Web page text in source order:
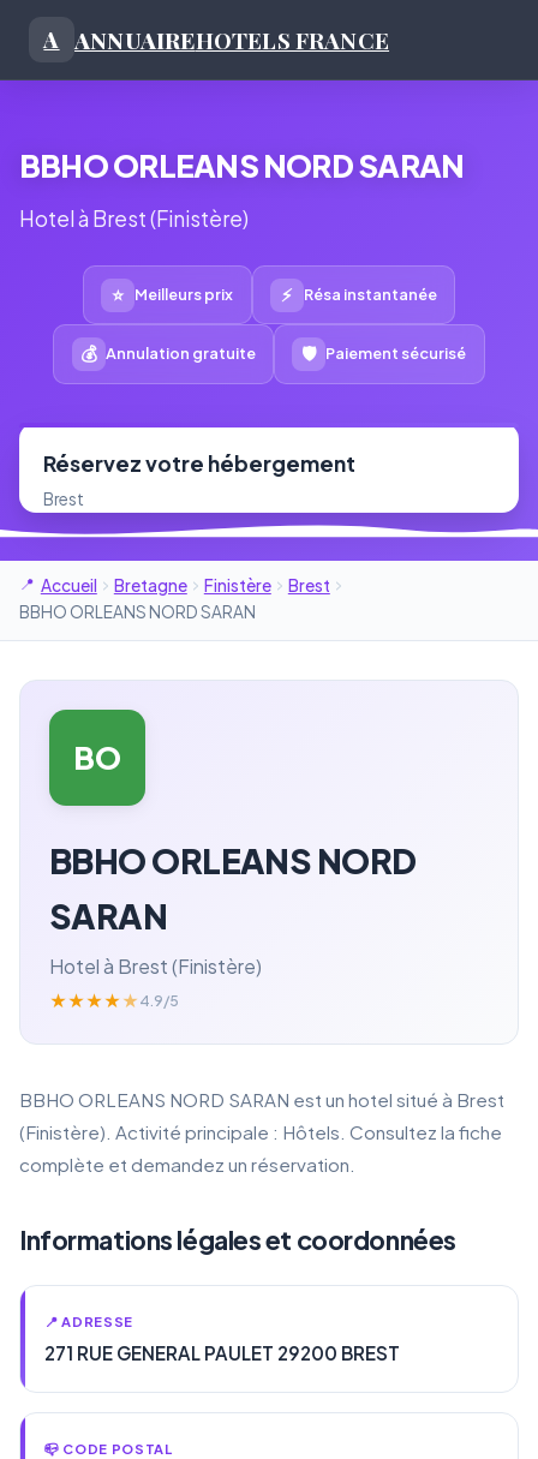
A ANNUAIREHOTELS FRANCE
BBHO ORLEANS NORD SARAN
Hotel à Brest (Finistère)
⭐ Meilleurs prix ⚡ Résa instantanée
💰 Annulation gratuite 🛡 Paiement sécurisé
Réservez votre hébergement
Brest
Accueil Bretagne Finistère
Brest
BBHO ORLEANS NORD SARAN
BO
BBHO ORLEANS NORD
SARAN
Hotel à Brest (Finistère)
★★★★★ 4.9/5
BBHO ORLEANS NORD SARAN est un hotel situé à Brest
(Finistère). Activité principale : Hôtels. Consultez la fiche
complète et demandez un réservation.
Informations légales et coordonnées
📍 ADRESSE
271 RUE GENERAL PAULET 29200 BREST
📪 CODE POSTAL